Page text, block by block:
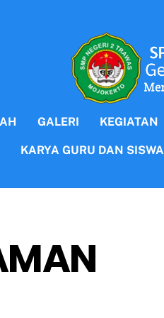
GALERI KEGIATAN
KARYA GURU DAN SISWA